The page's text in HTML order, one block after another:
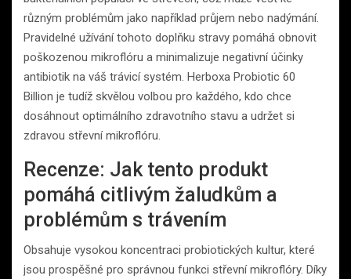
různým problémům jako například průjem nebo nadýmání.
Pravidelné užívání tohoto doplňku stravy pomáhá obnovit
poškozenou mikroflóru a minimalizuje negativní účinky
antibiotik na váš trávicí systém. Herboxa Probiotic 60
Billion je tudíž skvělou volbou pro každého, kdo chce
dosáhnout optimálního zdravotního stavu a udržet si
zdravou střevní mikroflóru.
Recenze: Jak tento produkt
pomáhá citlivým žaludkům a
problémům s trávením
Obsahuje vysokou koncentraci probiotických kultur, které
jsou prospěšné pro správnou funkci střevní mikroflóry. Díky